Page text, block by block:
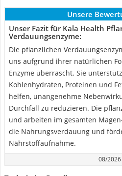
Unsere
Unser Fazit für Kala Health
Verdauungsenzyme:
Die pflanzlichen
uns aufgrund ihrer natürlichen
Enzyme überrascht. Sie
Kohlenhydraten, Proteinen und
helfen, unangenehme
Durchfall zu reduzieren. Die
und arbeiten im gesamten
die Nahrungsverdauung und
Nährstoffaufnahme.
08/2026